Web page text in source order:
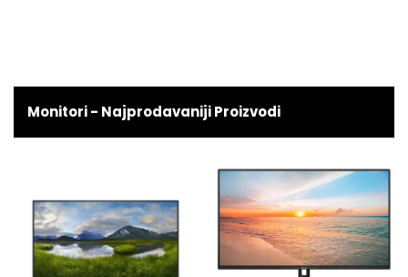
Monitori - Najprodavaniji Proizvodi